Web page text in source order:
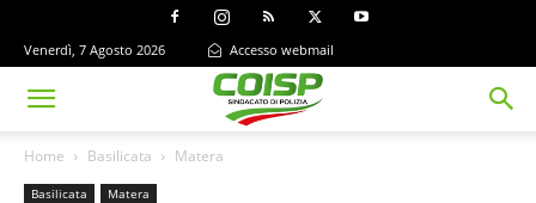
Venerdì, 7 Agosto 2026 Accesso webmail
Home Basilicata Matera
Basilicata Matera